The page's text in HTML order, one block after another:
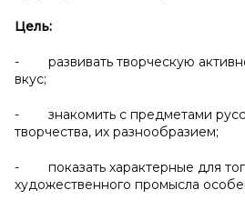
Цель:
- развивать творческую
вкус;
- знакомить с предметами
творчества, их разнообразием;
- показать характерные для
художественного промысла